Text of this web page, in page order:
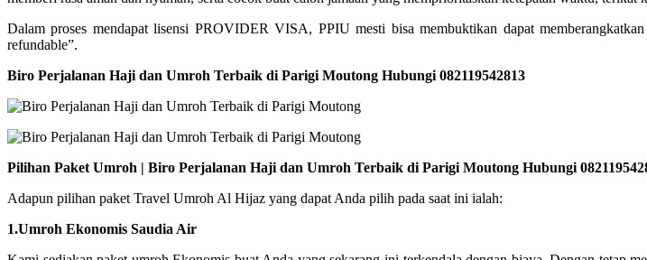
Dalam proses mendapat lisensi PROVIDER VISA, PPIU mesti bisa membuktikan dapat
refundable”.
Biro Perjalanan Haji dan Umroh Terbaik di Parigi Moutong Hubungi 082119542813
Pilihan Paket Umroh | Biro Perjalanan Haji dan Umroh Terbaik di Parigi Moutong Hubungi
Adapun pilihan paket Travel Umroh Al Hijaz yang dapat Anda pilih pada saat ini ialah:
1.Umroh Ekonomis Saudia Air